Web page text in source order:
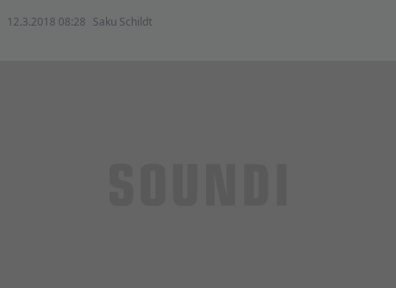
12.3.2018 08:28 Saku Schildt